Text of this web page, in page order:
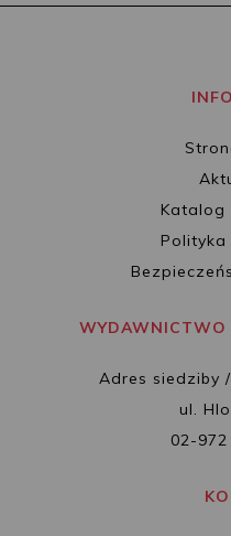
Katalog
Adres siedziby
ul.
02-